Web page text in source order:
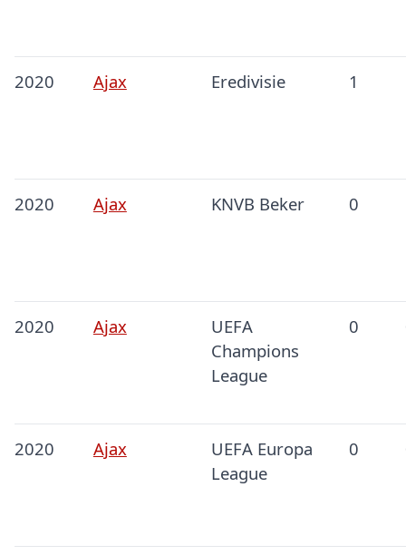
2020 Ajax Eredivisie 1
2020 Ajax KNVB Beker 0
2020 Ajax
UEFA
Champions
League
0
2020 Ajax
UEFA Europa
League
0